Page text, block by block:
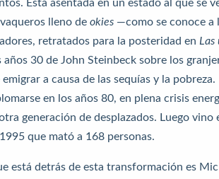
Está asentada en un estado al que se
lleno de okies —como se conoce a
retratados para la posteridad en Las
años 30 de John Steinbeck sobre los
a causa de las sequías y la pobreza.
en los años 80, en plena crisis
generación de desplazados. Luego vino
que mató a 168 personas.
está detrás de esta transformación es